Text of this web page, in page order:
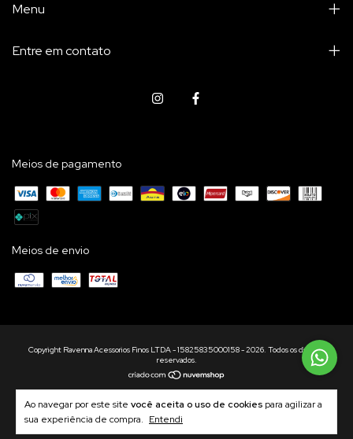
Ao navegar por este site você aceita o uso de cookies para agilizar a
sua experiência de compra. Entendi
Menu
Entre em contato
Meios de pagamento
Meios de envio
Copyright Ravenna Acessorios Finos LTDA - 15825835000158 - 2026. Todos os direitos
reservados.